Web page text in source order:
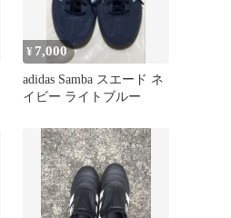
¥ 7,000
adidas Samba スエード ネ
イビー ライトブルー